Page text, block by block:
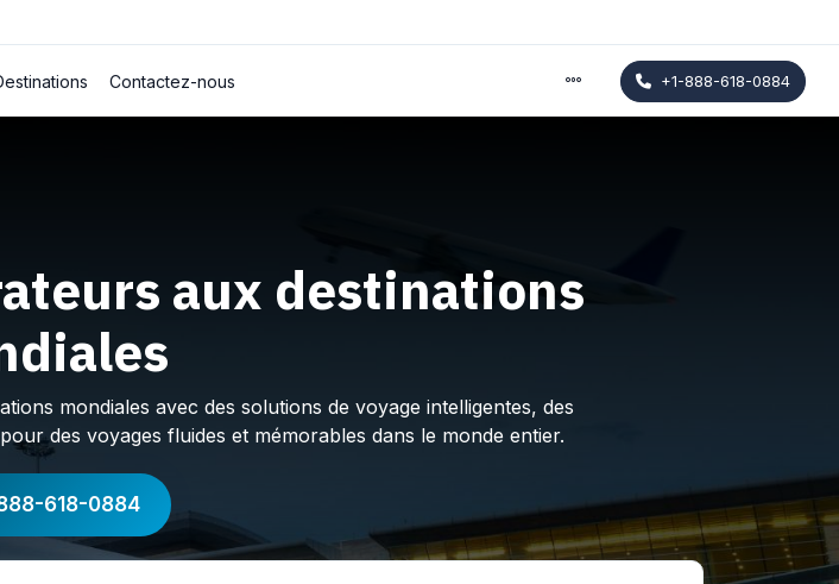
Contactez-nous +1-888-618-0884
aux destinations
mondiales avec des solutions de voyage intelligentes, des
des voyages fluides et mémorables dans le monde entier.
618-0884